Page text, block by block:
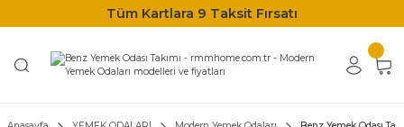
Tüm Kartlara 9 Taksit Fırsatı